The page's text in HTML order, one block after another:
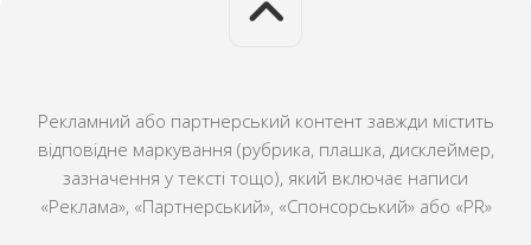
Рекламний або партнерський контент завжди містить
відповідне маркування (рубрика, плашка, дисклеймер,
зазначення у тексті тощо), який включає написи
«Реклама», «Партнерський», «Спонсорський» або «PR»